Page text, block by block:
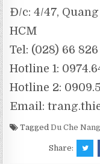
Đ/c: 4/47,
HCM
Tel: (028) 66
Hotline 1:
Hotline 2:
Email:
TaggedDu Che Nang
Share: